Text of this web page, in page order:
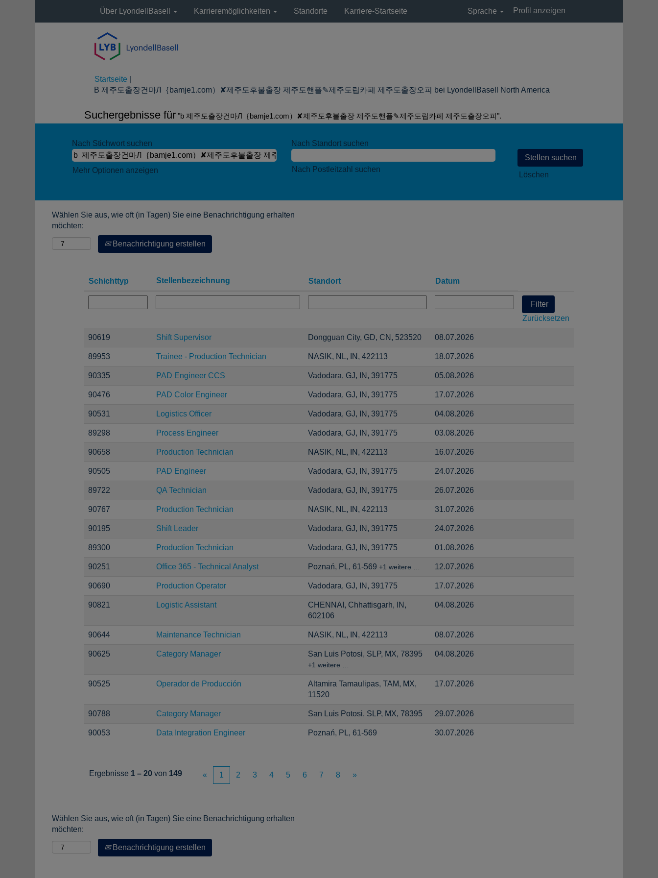
Über LyondellBasell Karrieremöglichkeiten Standorte Karriere-Startseite Sprache Profil anzeigen
Startseite
B 제주도출장건마Л｛bamje1.com）✘제주도후불출장 제주도핸플✎제주도립카페 제주도출장오피 bei LyondellBasell North America
Suchergebnisse für "b 제주도출장건마Л｛bamje1.com）✘제주도후불출장 제주도핸플✎제주도립카페 제주도출장오피".
Nach Stichwort suchen Nach Standort suchen
Nach Postleitzahl suchen
Mehr Optionen anzeigen
Löschen
Wählen Sie aus, wie oft (in Tagen) Sie eine Benachrichtigung erhalten
möchten:
Benachrichtigung erstellen
Schichttyp Stellenbezeichnung Standort Datum
Zurücksetzen
90619 Shift Supervisor Dongguan City, GD, CN, 523520 08.07.2026
89953 Trainee - Production Technician NASIK, NL, IN, 422113 18.07.2026
90335 PAD Engineer CCS Vadodara, GJ, IN, 391775 05.08.2026
90476 PAD Color Engineer Vadodara, GJ, IN, 391775 17.07.2026
90531 Logistics Officer Vadodara, GJ, IN, 391775 04.08.2026
89298 Process Engineer Vadodara, GJ, IN, 391775 03.08.2026
90658 Production Technician NASIK, NL, IN, 422113 16.07.2026
90505 PAD Engineer Vadodara, GJ, IN, 391775 24.07.2026
89722 QA Technician Vadodara, GJ, IN, 391775 26.07.2026
90767 Production Technician NASIK, NL, IN, 422113 31.07.2026
90195 Shift Leader Vadodara, GJ, IN, 391775 24.07.2026
89300 Production Technician Vadodara, GJ, IN, 391775 01.08.2026
90251 Office 365 - Technical Analyst Poznań, PL, 61-569 +1 weitere … 12.07.2026
90690 Production Operator Vadodara, GJ, IN, 391775 17.07.2026
90821 Logistic Assistant
CHENNAI, Chhattisgarh, IN,
602106
04.08.2026
90644 Maintenance Technician NASIK, NL, IN, 422113 08.07.2026
90625 Category Manager San Luis Potosi, SLP, MX, 78395
+1 weitere …
04.08.2026
90525 Operador de Producción
Altamira Tamaulipas, TAM, MX,
11520
17.07.2026
90788 Category Manager San Luis Potosi, SLP, MX, 78395 29.07.2026
90053 Data Integration Engineer Poznań, PL, 61-569 30.07.2026
Ergebnisse 1 – 20 von 149 « 1 2 3 4 5 6 7 8 »
Wählen Sie aus, wie oft (in Tagen) Sie eine Benachrichtigung erhalten
möchten:
Benachrichtigung erstellen